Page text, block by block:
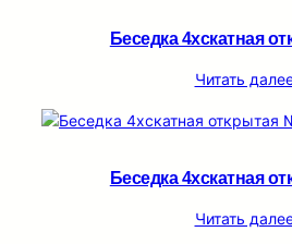
Беседка 4хскатная
Читать
Беседка 4хскатная
Читать